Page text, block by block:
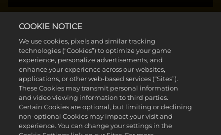
COOKIE NOTICE
We use cookies, pixels and similar tracking
technologies (“Cookies”) to optimize your game
experience, personalize advertisements, and
enhance your experience across our websites,
applications, or other web-based services (“Sites”).
These Cookies may transmit personal information
and video viewing information to third parties.
Certain Cookies are optional, but limiting or declining
non-optional Cookies may impact your visit and
experience. You can change your settings in the